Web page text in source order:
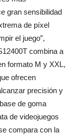
gran sensibilidad
de píxel
el juego”,
combina a
formato M y XXL,
ofrecen
precisión y
de goma
de videojuegos
compara con la